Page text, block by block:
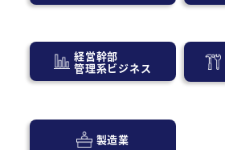
経営幹部
管理系ビジネス
製造業